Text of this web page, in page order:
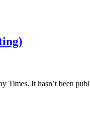
Times. It hasn’t been